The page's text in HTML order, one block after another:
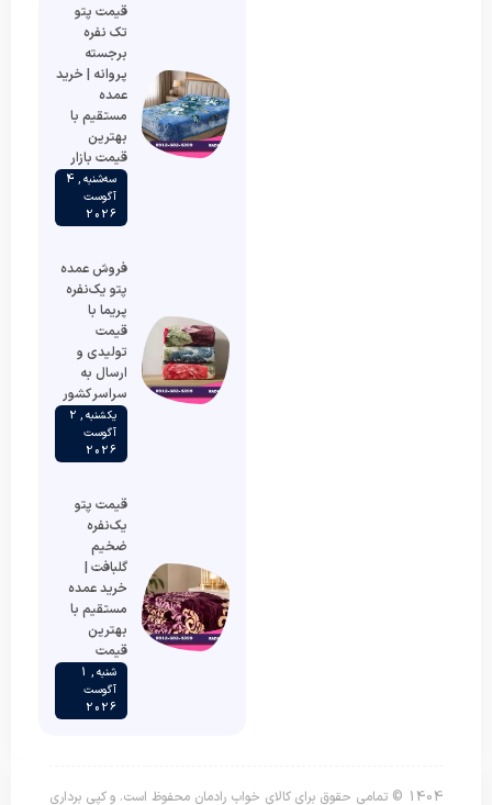
قیمت پتو
تک نفره
برجسته
پروانه | خرید
عمده
مستقیم با
بهترین
قیمت بازار
سه‌شنبه , 4
آگوست
2026
فروش عمده
پتو یک‌نفره
پریما با
قیمت
تولیدی و
ارسال به
سراسر کشور
یکشنبه , 2
آگوست
2026
قیمت پتو
یک‌نفره
ضخیم
گلبافت |
خرید عمده
مستقیم با
بهترین
قیمت
شنبه , 1
آگوست
2026
1404 © تمامی حقوق برای کالای خواب رادمان محفوظ است. و کپی برداری